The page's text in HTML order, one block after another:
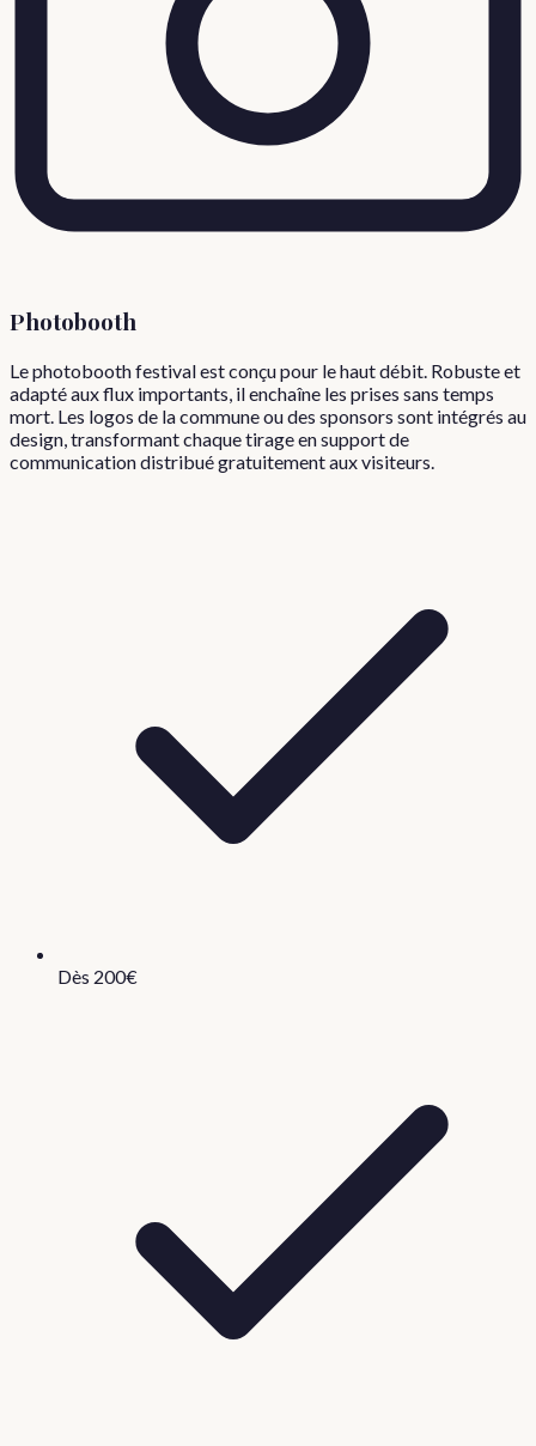
Photobooth
Le photobooth festival est conçu pour le haut débit. Robuste et
adapté aux flux importants, il enchaîne les prises sans temps
mort. Les logos de la commune ou des sponsors sont intégrés au
design, transformant chaque tirage en support de
communication distribué gratuitement aux visiteurs.
Dès 200€